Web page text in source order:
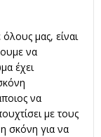
μας, είναι
να
έχει
να
με τους
σκόνη για να